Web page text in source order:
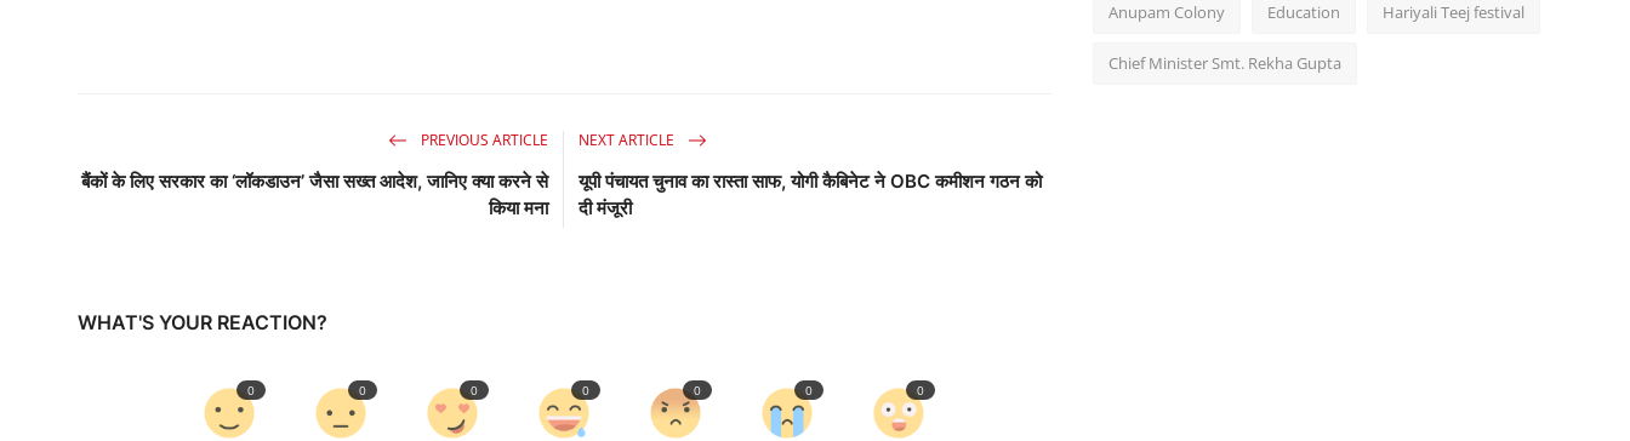
PREVIOUS ARTICLE
बैंकों के लिए सरकार का ‘लॉकडाउन’ जैसा सख्त आदेश, जानिए क्या करने से
किया मना
NEXT ARTICLE
यूपी पंचायत चुनाव का रास्ता साफ, योगी कैबिनेट ने OBC कमीशन गठन को
दी मंजूरी
WHAT'S YOUR REACTION?
0 0 0 0 0 0 0
Anupam Colony Education Hariyali Teej festival
Chief Minister Smt. Rekha Gupta